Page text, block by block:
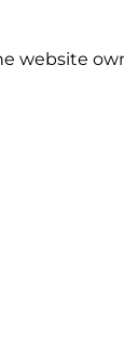
website